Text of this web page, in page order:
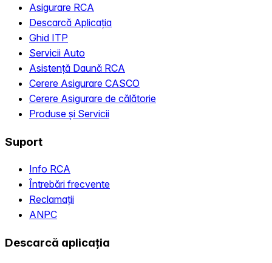
Asigurare RCA
Descarcă Aplicația
Ghid ITP
Servicii Auto
Asistență Daună RCA
Cerere Asigurare CASCO
Cerere Asigurare de călătorie
Produse și Servicii
Suport
Info RCA
Întrebări frecvente
Reclamații
ANPC
Descarcă aplicația